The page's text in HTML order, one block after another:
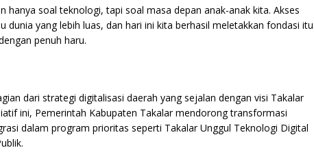
hanya soal teknologi, tapi soal masa depan anak-anak kita. Akses
dunia yang lebih luas, dan hari ini kita berhasil meletakkan fondasi itu
penuh haru.
dari strategi digitalisasi daerah yang sejalan dengan visi Takalar
ini, Pemerintah Kabupaten Takalar mendorong transformasi
dalam program prioritas seperti Takalar Unggul Teknologi Digital